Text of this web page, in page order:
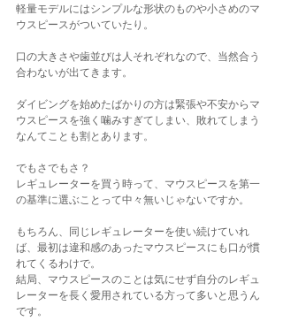
軽量モデルにはシンプルな形状のものや小さめのマ
ウスピースがついていたり。
口の大きさや歯並びは人それぞれなので、当然合う
合わないが出てきます。
ダイビングを始めたばかりの方は緊張や不安からマ
ウスピースを強く噛みすぎてしまい、敗れてしまう
なんてことも割とあります。
でもさでもさ？
レギュレーターを買う時って、マウスピースを第一
の基準に選ぶことって中々無いじゃないですか。
もちろん、同じレギュレーターを使い続けていれ
ば、最初は違和感のあったマウスピースにも口が慣
れてくるわけで。
結局、マウスピースのことは気にせず自分のレギュ
レーターを長く愛用されている方って多いと思うん
です。